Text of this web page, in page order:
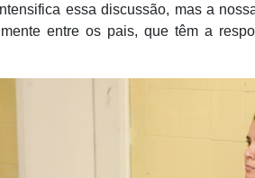
essa discussão, mas a
entre os pais, que têm a